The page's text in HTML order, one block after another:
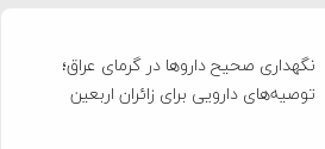
نگهداری صحیح داروها در گرمای عراق؛
توصیه‌های دارویی برای زائران اربعین